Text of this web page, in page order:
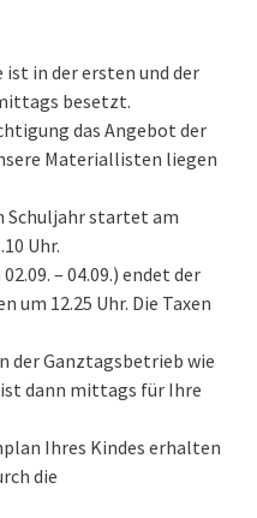
ist in der ersten und der
besetzt.
das Angebot der
Materiallisten liegen
Schuljahr startet am
Uhr.
– 04.09.) endet der
um 12.25 Uhr. Die Taxen
der Ganztagsbetrieb wie
dann mittags für Ihre
Ihres Kindes erhalten
die